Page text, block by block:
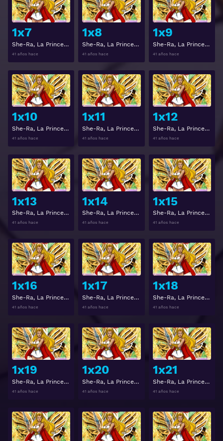
1x7
She-Ra, La Princesa del Poder Temporada 1 Capitulo 7
41 años hace
1x8
She-Ra, La Princesa del Poder Temporada 1 Capitulo 8
41 años hace
1x9
She-Ra, La Princesa del Poder Temporada 1 Capitulo 9
41 años hace
1x10
She-Ra, La Princesa del Poder Temporada 1 Capitulo 10
41 años hace
Ver
1x11
She-Ra, La Princesa del Poder Temporada 1 Capitulo 11
41 años hace
Ver
1x12
She-Ra, La Princesa del Poder Temporada 1 Capitulo 12
41 años hace
1x13
She-Ra, La Princesa del Poder Temporada 1 Capitulo 13
41 años hace
Ver
1x14
She-Ra, La Princesa del Poder Temporada 1 Capitulo 14
41 años hace
Ver
1x15
She-Ra, La Princesa del Poder Temporada 1 Capitulo 15
41 años hace
1x16
She-Ra, La Princesa del Poder Temporada 1 Capitulo 16
41 años hace
Ver
1x17
She-Ra, La Princesa del Poder Temporada 1 Capitulo 17
41 años hace
Ver
1x18
She-Ra, La Princesa del Poder Temporada 1 Capitulo 18
41 años hace
1x19
She-Ra, La Princesa del Poder Temporada 1 Capitulo 19
41 años hace
Ver
1x20
She-Ra, La Princesa del Poder Temporada 1 Capitulo 20
41 años hace
Ver
1x21
She-Ra, La Princesa del Poder Temporada 1 Capitulo 21
41 años hace
Ver Ver